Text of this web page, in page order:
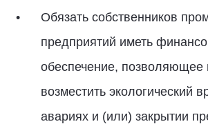
Обязать собственников
предприятий иметь
обеспечение, позволяющее
возместить экологический
авариях и (или) закрытии